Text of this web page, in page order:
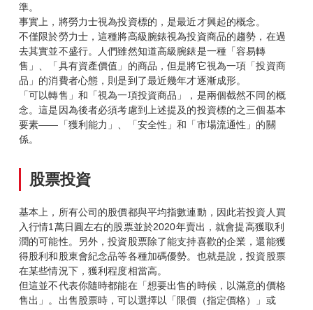
準。
事實上，將勞力士視為投資標的，是最近才興起的概念。
不僅限於勞力士，這種將高級腕錶視為投資商品的趨勢，在過
去其實並不盛行。人們雖然知道高級腕錶是一種「容易轉
售」、「具有資產價值」的商品，但是將它視為一項「投資商
品」的消費者心態，則是到了最近幾年才逐漸成形。
「可以轉售」和「視為一項投資商品」，是兩個截然不同的概
念。這是因為後者必須考慮到上述提及的投資標的之三個基本
要素——「獲利能力」、「安全性」和「市場流通性」的關
係。
股票投資
基本上，所有公司的股價都與平均指數連動，因此若投資人買
入行情1萬日圓左右的股票並於2020年賣出，就會提高獲取利
潤的可能性。另外，投資股票除了能支持喜歡的企業，還能獲
得股利和股東會紀念品等各種加碼優勢。也就是說，投資股票
在某些情況下，獲利程度相當高。
但這並不代表你隨時都能在「想要出售的時候，以滿意的價格
售出」。出售股票時，可以選擇以「限價（指定價格）」或